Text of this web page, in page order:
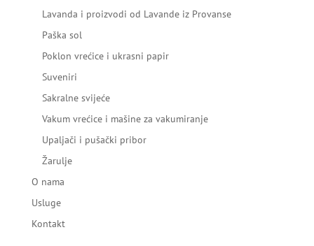
Lavanda i proizvodi od Lavande iz Provanse
Paška sol
Poklon vrećice i ukrasni papir
Suveniri
Sakralne svijeće
Vakum vrećice i mašine za vakumiranje
Upaljači i pušački pribor
Žarulje
O nama
Usluge
Kontakt